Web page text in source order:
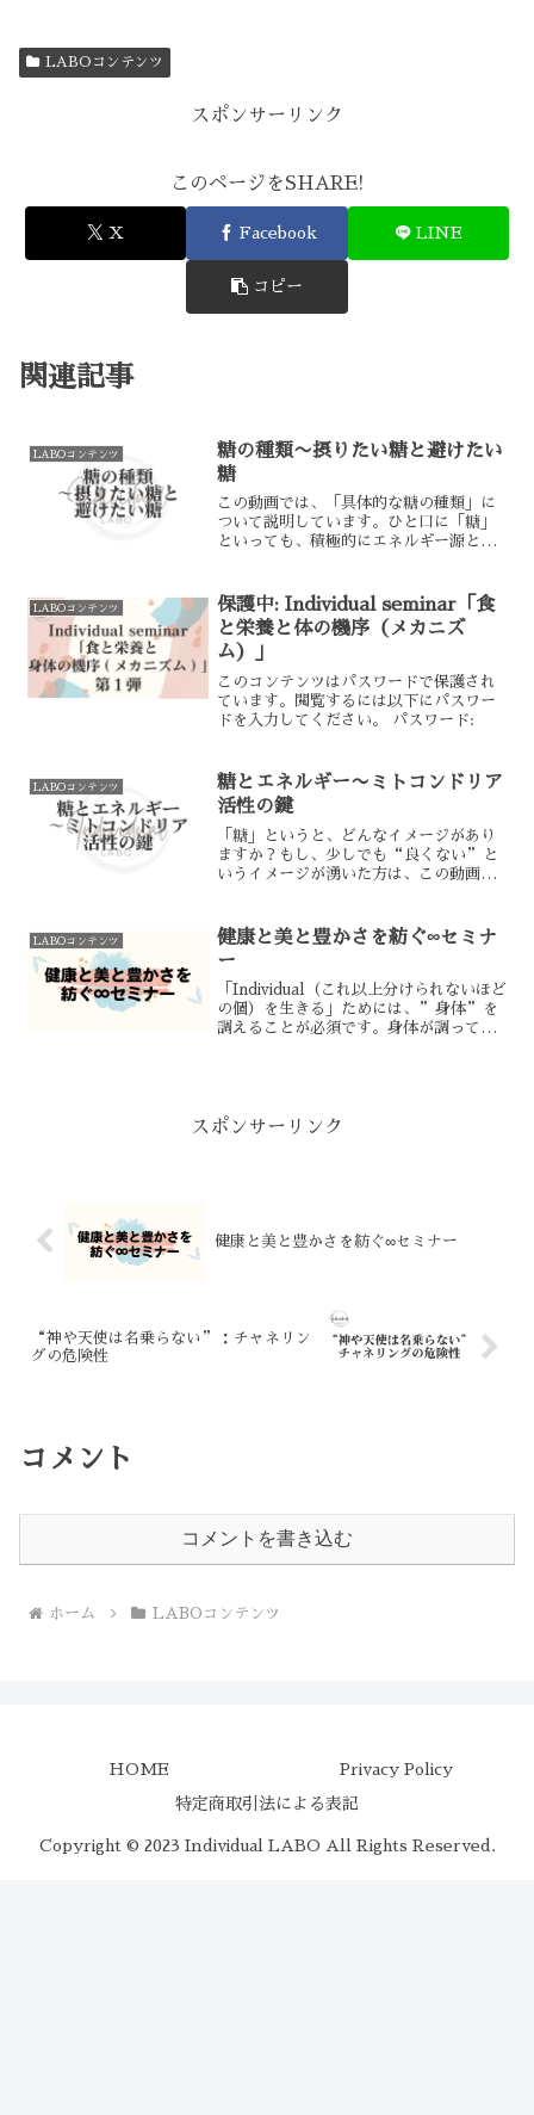
LABOコンテンツ
スポンサーリンク
このページをSHARE!
X Facebook LINE
コピー
関連記事
LABOコンテンツ
糖の種類〜摂りたい糖と避けたい
糖
この動画では、「具体的な糖の種類」に
ついて説明しています。ひと口に「糖」
といっても、積極的にエネルギー源とし
す。あなたの中で、明確な区別はあるで
しょうか。世間では悪者にさ...
LABOコンテンツ
保護中: Individual seminar「食
と栄養と体の機序（メカニズ
ム）」
このコンテンツはパスワードで保護され
ています。閲覧するには以下にパスワー
ドを入力してください。 パスワード:
LABOコンテンツ
糖とエネルギー〜ミトコンドリア
活性の鍵
「糖」というと、どんなイメージがあり
ますか？もし、少しでも“良くない”と
いうイメージが湧いた方は、この動画は
というエネルギーを、継続的に一定量、
つくり続けている必要が...
LABOコンテンツ
健康と美と豊かさを紡ぐ∞セミナ
ー
「Individual（これ以上分けられないほど
の個）を生きる」ためには、”身体”を
調えることが必須です。身体が調ってい
スポンサーリンク
健康と美と豊かさを紡ぐ∞セミナー
“神や天使は名乗らない”：チャネリン
グの危険性
コメント
コメントを書き込む
ホーム LABOコンテンツ
HOME Privacy Policy
特定商取引法による表記
Copyright © 2023 Individual LABO All Rights Reserved.